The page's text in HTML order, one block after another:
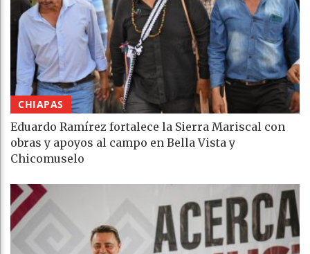
CHIAPAS
Eduardo Ramírez fortalece la Sierra Mariscal con
obras y apoyos al campo en Bella Vista y
Chicomuselo